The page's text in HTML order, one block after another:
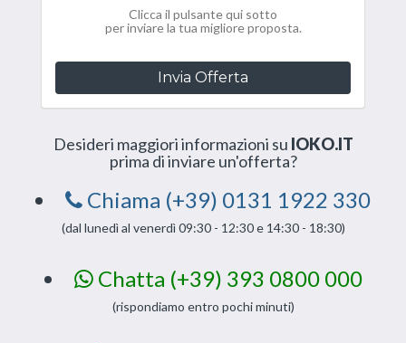
Clicca il pulsante qui sotto
per inviare la tua migliore proposta.
Invia Offerta
Desideri maggiori informazioni su IOKO.IT
prima di inviare un'offerta?
Chiama (+39) 0131 1922 330
(dal lunedì al venerdì 09:30 - 12:30 e 14:30 - 18:30)
Chatta (+39) 393 0800 000
(rispondiamo entro pochi minuti)